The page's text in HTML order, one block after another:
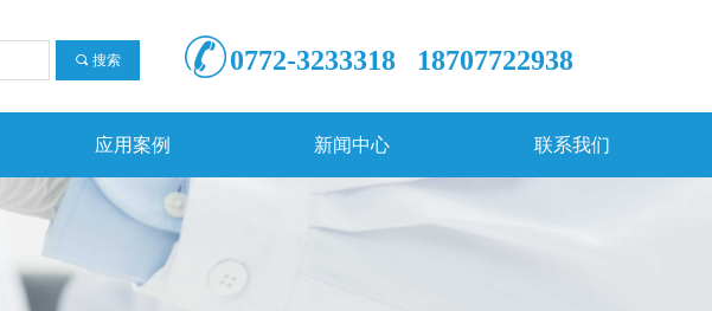
应用案例
应用案例
新闻中心 联系我们
끠 搜索 0772-3233318 18707722938